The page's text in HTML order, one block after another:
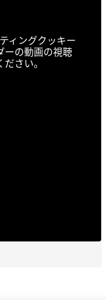
ィングクッキー
ーの動画の視聴
さい。